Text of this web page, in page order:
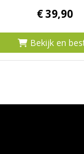
€39,90
Bekijk en